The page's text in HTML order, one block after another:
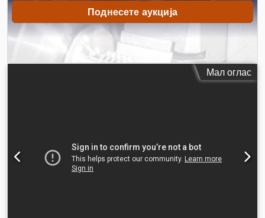
Поднесете аукција
Мал оглас